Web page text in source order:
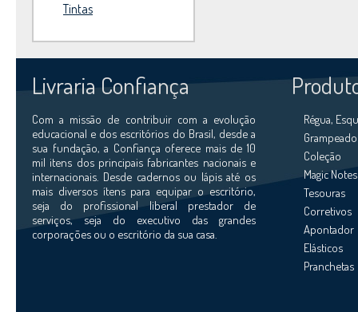
Tintas
Livraria Confiança
Com a missão de contribuir com a evolução
educacional e dos escritórios do Brasil, desde a
sua fundação, a Confiança oferece mais de 10
mil itens dos principais fabricantes nacionais e
internacionais. Desde cadernos ou lápis até os
mais diversos ítens para equipar o escritório,
seja do profissional liberal prestador de
serviços, seja do executivo das grandes
corporações ou o escritório da sua casa.
Régua,
Coleção
Magic Notes
Tesouras
Corretivos
Apontador
Elásticos
Pranchetas